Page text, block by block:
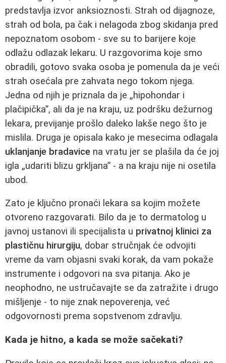
predstavlja izvor anksioznosti. Strah od dijagnoze,
strah od bola, pa čak i nelagoda zbog skidanja pred
nepoznatom osobom - sve su to barijere koje
odlažu odlazak lekaru. U razgovorima koje smo
obradili, gotovo svaka osoba je pomenula da je veći
strah osećala pre zahvata nego tokom njega.
Jedna od njih je priznala da je „hipohondar i
plačipička”, ali da je na kraju, uz podršku dežurnog
lekara, previjanje prošlo daleko lakše nego što je
mislila. Druga je opisala kako je mesecima odlagala
uklanjanje bradavice na vratu jer se plašila da će joj
igla „udariti blizu grkljana” - a na kraju nije ni osetila
ubod.
Zato je ključno pronaći lekara sa kojim možete
otvoreno razgovarati. Bilo da je to dermatolog u
javnoj ustanovi ili specijalista u privatnoj klinici za
plastičnu hirurgiju, dobar stručnjak će odvojiti
vreme da vam objasni svaki korak, da vam pokaže
instrumente i odgovori na sva pitanja. Ako je
neophodno, ne ustručavajte se da zatražite i drugo
mišljenje - to nije znak nepoverenja, već
odgovornosti prema sopstvenom zdravlju.
Kada je hitno, a kada se može sačekati?